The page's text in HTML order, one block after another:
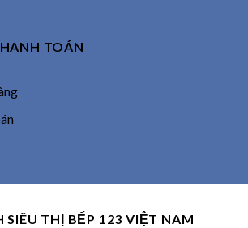
TOÁN
SIÊU THỊ BẾP 123 VIỆT NAM